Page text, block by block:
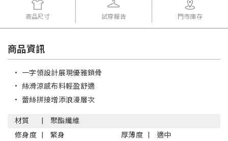
商品尺寸 試穿報告 門市庫存
商品資訊
• 一字領設計展現優雅鎖骨
• 絲滑涼感布料輕盈舒適
• 蕾絲拼接增添浪漫層次
材質
聚酯纖維
修身度
緊身 厚薄度
適中